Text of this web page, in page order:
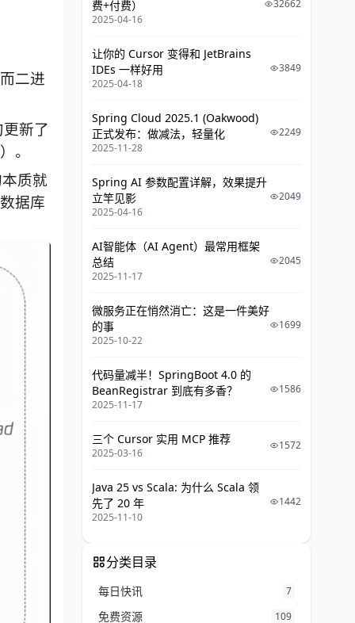
二进
新了
。
质就
据库
费+付费）
2025-04-16
32662
让你的 Cursor 变得和 JetBrains
IDEs 一样好用
2025-04-18
3849
Spring Cloud 2025.1 (Oakwood)
正式发布：做减法，轻量化
2025-11-28
2249
Spring AI 参数配置详解，效果提升
立竿见影
2025-04-16
2049
AI智能体（AI Agent）最常用框架
总结
2025-11-17
2045
微服务正在悄然消亡：这是一件美好
的事
2025-10-22
1699
代码量减半！SpringBoot 4.0 的
BeanRegistrar 到底有多香？
2025-11-17
1586
三个 Cursor 实用 MCP 推荐
2025-03-16
1572
Java 25 vs Scala: 为什么 Scala 领
先了 20 年
2025-11-10
1442
分类目录
每日快讯 7
免费资源 109